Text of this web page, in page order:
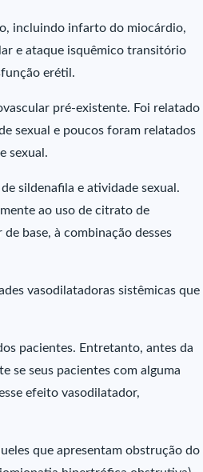
incluindo infarto do miocárdio,
e ataque isquêmico transitório
erétil.
pré-existente. Foi relatado
sexual e poucos foram relatados
sexual.
sildenafila e atividade sexual.
ao uso de citrato de
base, à combinação desses
vasodilatadoras sistêmicas que
pacientes. Entretanto, antes da
se seus pacientes com alguma
efeito vasodilatador,
que apresentam obstrução do